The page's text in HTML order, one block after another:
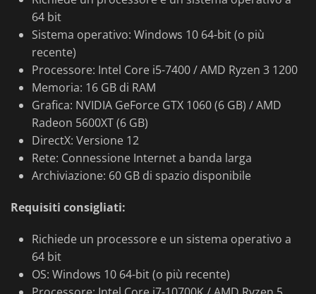
64 bit
Sistema operativo: Windows 10 64-bit (o più
recente)
Processore: Intel Core i5-7400 / AMD Ryzen 3 1200
Memoria: 16 GB di RAM
Grafica: NVIDIA GeForce GTX 1060 (6 GB) / AMD
Radeon 5600XT (6 GB)
DirectX: Versione 12
Rete: Connessione Internet a banda larga
Archiviazione: 60 GB di spazio disponibile
Requisiti consigliati:
Richiede un processore e un sistema operativo a
64 bit
OS: Windows 10 64-bit (o più recente)